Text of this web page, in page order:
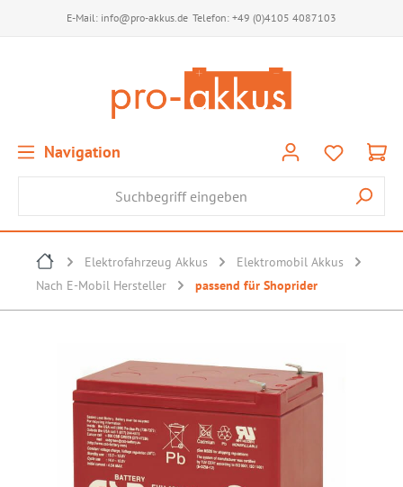
E-Mail: info@pro-akkus.de Telefon: +49 (0)4105 4087103
Navigation
Elektrofahrzeug Akkus
Elektromobil Akkus
Nach E-Mobil Hersteller
passend für Shoprider